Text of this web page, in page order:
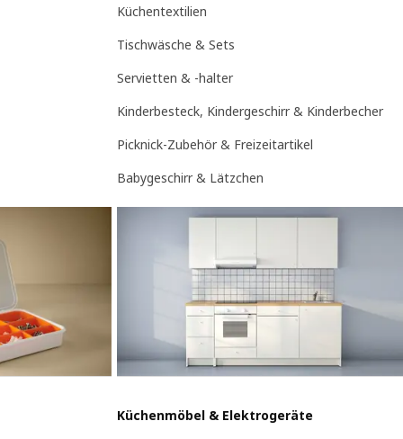
Küchentextilien
Tischwäsche & Sets
Servietten & -halter
Kinderbesteck, Kindergeschirr & Kinderbecher
Picknick-Zubehör & Freizeitartikel
Babygeschirr & Lätzchen
Küchenmöbel & Elektrogeräte